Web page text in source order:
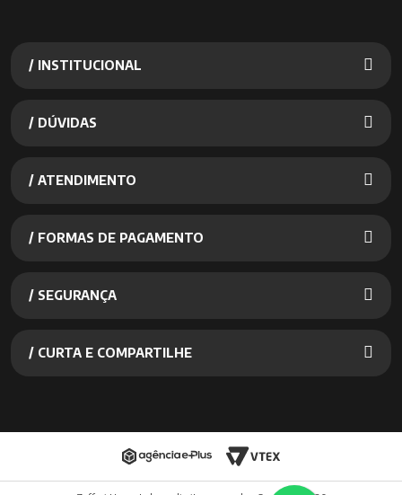
/ INSTITUCIONAL
/ DÚVIDAS
/ ATENDIMENTO
/ FORMAS DE PAGAMENTO
/ SEGURANÇA
/ CURTA E COMPARTILHE